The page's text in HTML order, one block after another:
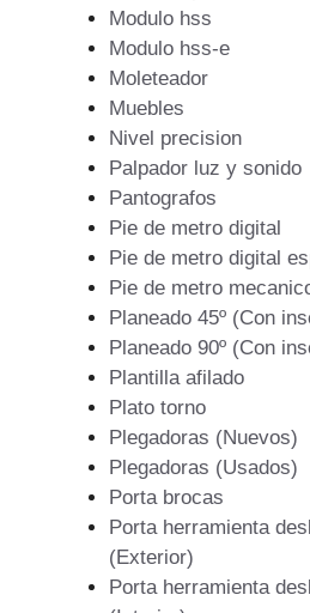
Modulo hss
Modulo hss-e
Moleteador
Muebles
Nivel precision
Palpador luz y sonido
Pantografos
Pie de metro digital
Pie de metro digital
Pie de metro
Planeado 45º (Con
Planeado 90º (Con
Plantilla afilado
Plato torno
Plegadoras (Nuevos)
Plegadoras (Usados)
Porta brocas
Porta herramienta
(Exterior)
Porta herramienta